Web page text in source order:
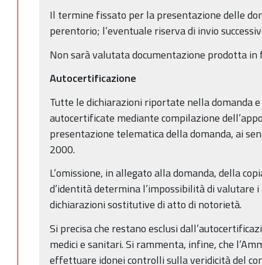
Il termine fissato per la presentazione delle
perentorio; l’eventuale riserva di invio
Non sarà valutata documentazione prodotta in
Autocertificazione
Tutte le dichiarazioni riportate nella domanda
autocertificate mediante compilazione
presentazione telematica della domanda, ai
2000.
L’omissione, in allegato alla domanda, della
d’identità determina l’impossibilità di
dichiarazioni sostitutive di atto di notorietà.
Si precisa che restano esclusi
medici e sanitari. Si rammenta, infine, che
effettuare idonei controlli sulla veridicità del